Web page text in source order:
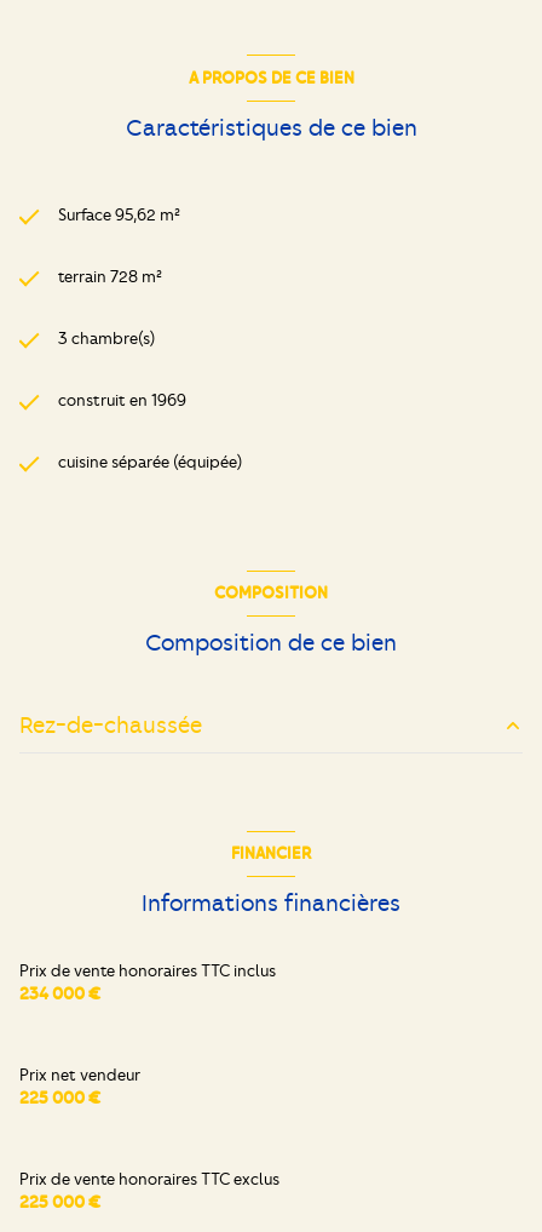
A PROPOS DE CE BIEN
Caractéristiques de ce bien
Surface 95,62 m²
terrain 728 m²
3 chambre(s)
construit en 1969
cuisine séparée (équipée)
COMPOSITION
Composition de ce bien
Rez-de-chaussée
chambre
chambre
WC
FINANCIER
Informations financières
Prix de vente honoraires TTC inclus
234 000 €
Prix net vendeur
225 000 €
Prix de vente honoraires TTC exclus
225 000 €